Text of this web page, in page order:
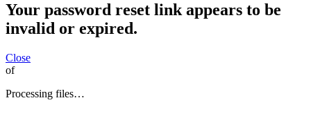
Your password reset link appears to be
invalid or expired.
Close
of
Processing files…